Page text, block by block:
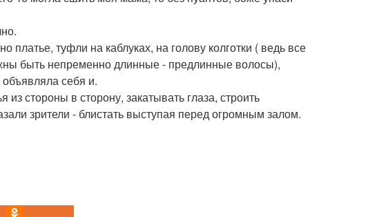
туфли на каблуках, на голову колготки ( ведь все
быть непременно длинные - предлинные волосы),
себя и.
стороны в сторону, закатывать глаза, строить
зрители - блистать выступая перед огромным залом.